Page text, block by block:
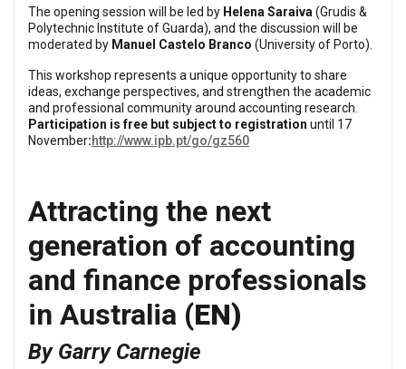
The opening session will be led by Helena Saraiva(Grudis &
Polytechnic Institute of Guarda), and the discussion will be
moderated by Manuel Castelo Branco (University of Porto).
This workshop represents a unique opportunity to share
ideas, exchange perspectives, and strengthen the academic
and professional community around accounting research.
Participation is free but subject to registration until 17
November:http://www.ipb.pt/go/gz560
Attracting the next
generation of accounting
and finance professionals
in Australia (EN)
By Garry Carnegie